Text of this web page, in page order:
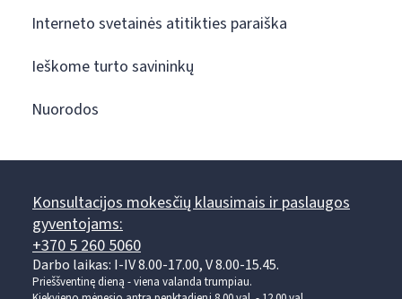
Interneto svetainės atitikties paraiška
Ieškome turto savininkų
Nuorodos
Konsultacijos mokesčių klausimais ir paslaugos
gyventojams:
+370 5 260 5060
Darbo laikas: I-IV 8.00-17.00, V 8.00-15.45.
Prieššventinę dieną - viena valanda trumpiau.